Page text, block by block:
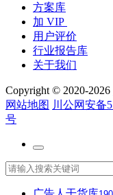
方案库
加 VIP
用户评价
行业报告库
关于我们
Copyright © 2020-2026
网站地图 川公网安备
号